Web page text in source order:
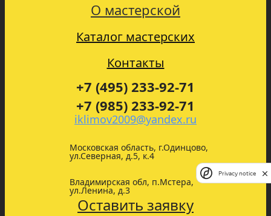
О мастерской
Каталог мастерских
Контакты
+7 (495) 233-92-71
+7 (985) 233-92-71
iklimov2009@yandex.ru
Московская область, г.Одинцово,
ул.Северная, д.5, к.4
Владимирская обл, п.Мстера,
ул.Ленина, д.3
Оставить заявку
Privacy notice